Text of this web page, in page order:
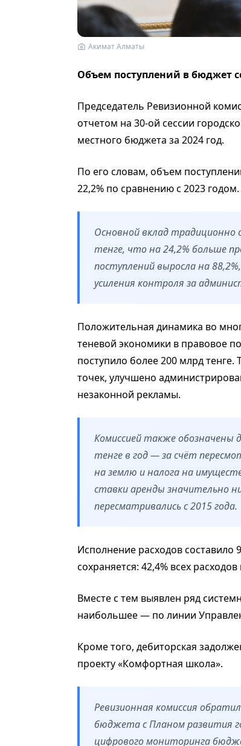
Акимат Алматы
Объем поступлений в бюджет
Председатель Ревизионной
отчетом на 30-ой сессии
местного бюджета за 2024 год.
По его словам, объем
22,2% по сравнению с 2023 годом.
Основной вклад традиционно
тенге, что на 24,2% больше
поступлений выросла на
усиления контроля за
Положительная динамика во
теневой экономики в правовое
поступило более 200 млрд
точек, улучшено
незаконной рекламы.
Комиссией также
тенге в год — за счёт
на землю и налога на
ставки аренды значительно
пересматривались с 2015 года.
Исполнение расходов составило
сохраняется: 42,4% всех
Вместе с тем выявлен ряд
наибольшее — по линии
Кроме того, дебиторская
проекту «Комфортная школа».
Ревизионная комиссия
бюджета с Планом развития
цифрового мониторинга